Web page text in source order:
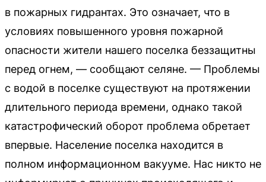
в пожарных гидрантах. Это означает, что в
условиях повышенного уровня пожарной
опасности жители нашего поселка беззащитны
перед огнем, — сообщают селяне. — Проблемы
с водой в поселке существуют на протяжении
длительного периода времени, однако такой
катастрофический оборот проблема обретает
впервые. Население поселка находится в
полном информационном вакууме. Нас никто не